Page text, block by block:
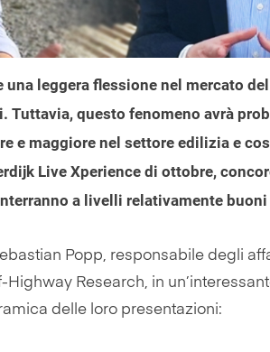
leggera flessione nel mercato
Tuttavia, questo fenomeno avrà
e maggiore nel settore edilizia e
Live Xperience di ottobre,
a livelli relativamente
Popp, responsabile degli
Research, in
delle loro presentazioni: